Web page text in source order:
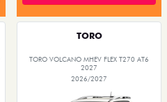
TORO
TORO VOLCANO MHEV FLEX T270 AT6
2027
2026/2027